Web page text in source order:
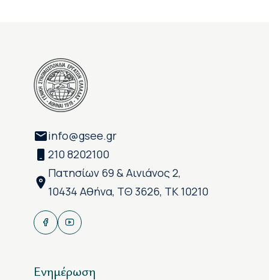
info@gsee.gr
210 8202100
Πατησίων 69 & Αινιάνος 2,
10434 Αθήνα, ΤΘ 3626, ΤΚ 10210
Ενημέρωση